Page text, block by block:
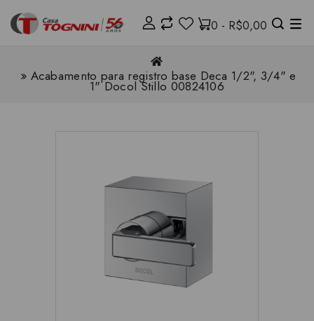
0 - R$0,00
Acabamento para registro base Deca 1/2", 3/4" e
1" Docol Stillo 00824106